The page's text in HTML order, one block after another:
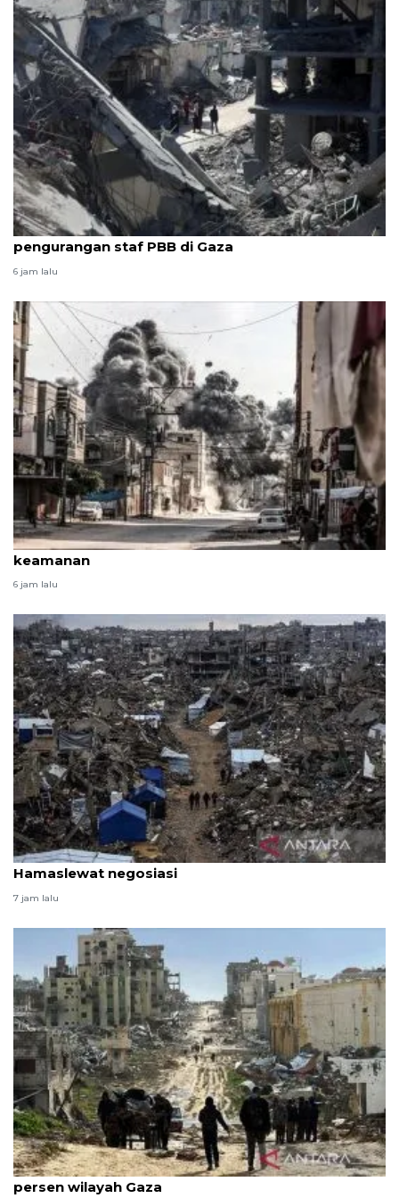
Eskalasi kekerasan, blokade bantuan picu
pengurangan staf PBB di Gaza
6 jam lalu
PBB umumkan pengurangan staf di Gaza demi
keamanan
6 jam lalu
Kaja Kallas: Selesaikan konflik Israel dan
Hamaslewat negosiasi
7 jam lalu
PBB: Perintah evakuasi Israel kini mencakup 14
persen wilayah Gaza